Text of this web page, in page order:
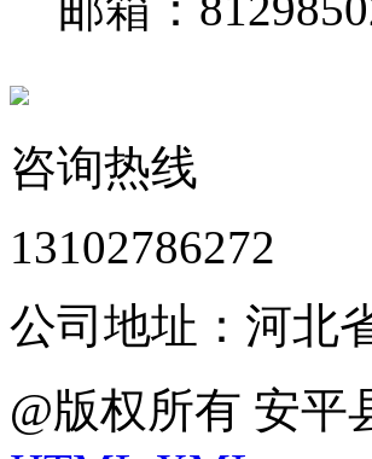
咨询热线
13102786272
公司地址：河北
@版权所有 安平